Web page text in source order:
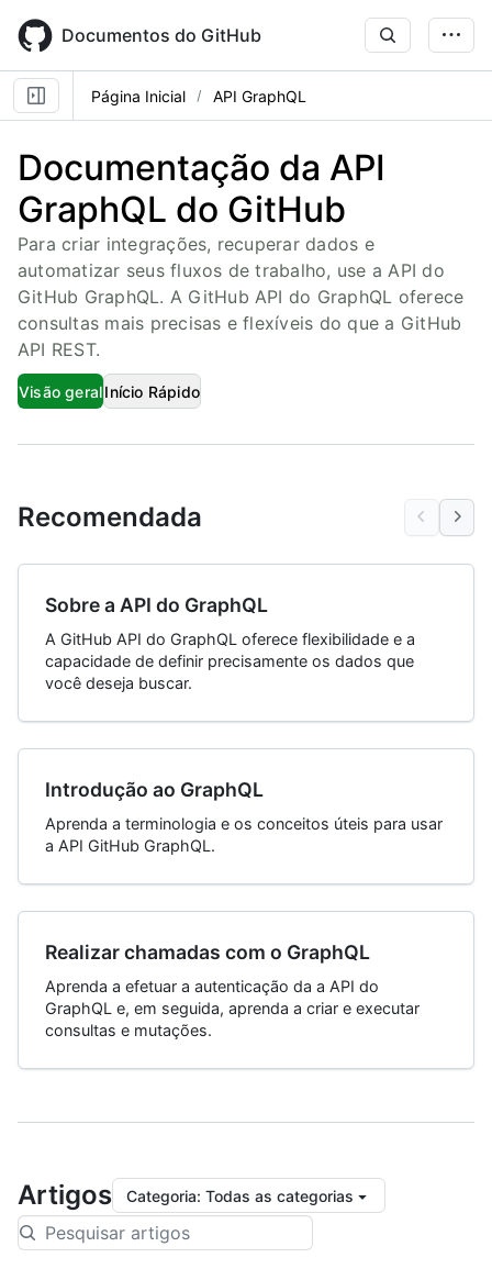
main
content
Documentos do GitHub
Página Inicial API GraphQL
Documentação da API
GraphQL do GitHub
Para criar integrações, recuperar dados e
automatizar seus fluxos de trabalho, use a API do
GitHub GraphQL. A GitHub API do GraphQL oferece
consultas mais precisas e flexíveis do que a GitHub
API REST.
Visão geralInício Rápido
Recomendada
Sobre a API do GraphQL
A GitHub API do GraphQL oferece flexibilidade e a
capacidade de definir precisamente os dados que
você deseja buscar.
Introdução ao GraphQL
Aprenda a terminologia e os conceitos úteis para usar
a API GitHub GraphQL.
Realizar chamadas com o GraphQL
Aprenda a efetuar a autenticação da a API do
GraphQL e, em seguida, aprenda a criar e executar
consultas e mutações.
Artigos Categoria: Todas as categorias